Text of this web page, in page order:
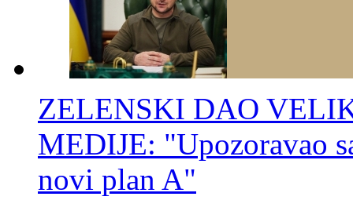
ZELENSKI DAO
MEDIJE: "Upozoravao
novi plan A"